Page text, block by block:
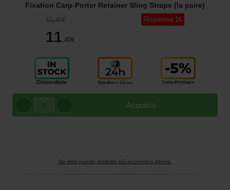
Fixation Carp-Porter Retainer Sling Straps (la paire)
12,40€
11 ,40€
Risparmia 1€
Acquista
Ho visto questo prodotto più economico altrove.